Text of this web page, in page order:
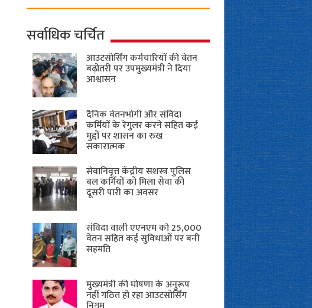
सर्वाधिक चर्चित
आउटसोर्सिंग कर्मचारियों की वेतन
बढ़ोतरी पर उपमुख्यमंत्री ने दिया
आश्वासन
दैनिक वेतनभोगी और संविदा
कर्मियों के रेगुलर करने सहित कई
मुद्दों पर शासन का रुख
सकारात्मक
सेवानिवृत्त केंद्रीय सशस्त्र पुलिस
बल ​कर्मियों को मिला सेवा की
दूसरी पारी का अवसर
संविदा वाली एएनएम को 25,000
वेतन सहित कई सुविधाओं पर बनी
सहमति
मुख्यमंत्री की घोषणा के अनुरूप
नहीं गठित हो रहा आउटसोर्सिंग